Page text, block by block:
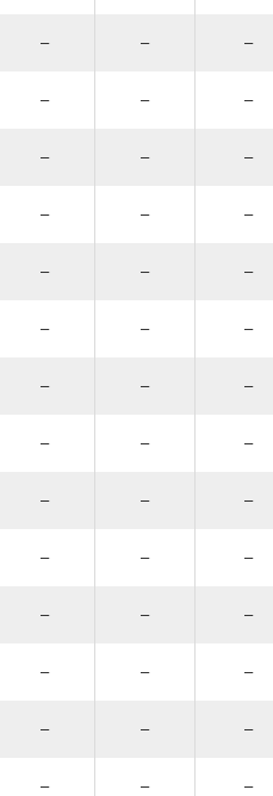
– – –
– – –
– – –
– – –
– – –
– – –
– – –
– – –
– – –
– – –
– – –
– – –
– – –
– – –